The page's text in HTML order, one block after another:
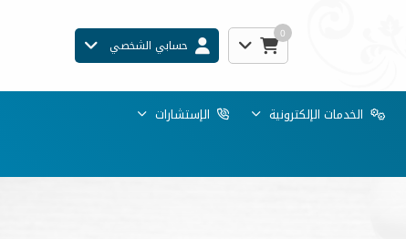
0
حسابي الشخصي
الخدمات الإلكترونية
الإستشارات